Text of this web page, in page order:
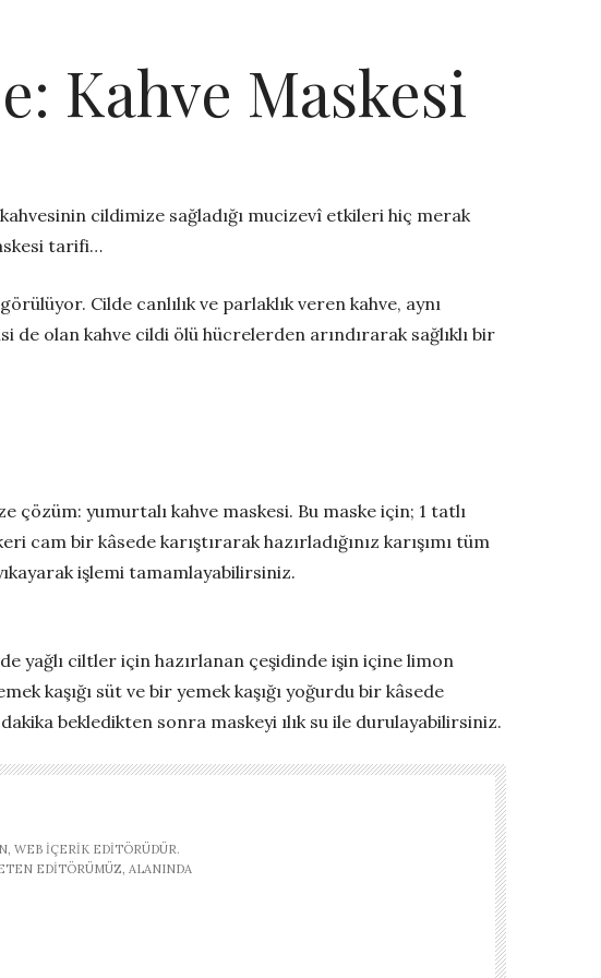
Kahve Maskesi
cildimize sağladığı mucizevî etkileri hiç merak
tarifi…
Cilde canlılık ve parlaklık veren kahve, aynı
olan kahve cildi ölü hücrelerden arındırarak sağlıklı bir
yumurtalı kahve maskesi. Bu maske için; 1 tatlı
cam bir kâsede karıştırarak hazırladığınız karışımı tüm
işlemi tamamlayabilirsiniz.
yağlı ciltler için hazırlanan çeşidinde işin içine limon
kaşığı süt ve bir yemek kaşığı yoğurdu bir kâsede
bekledikten sonra maskeyi ılık su ile durulayabilirsiniz.
WEB IÇERIK EDITÖRÜDÜR.
EDITÖRÜMÜZ, ALANINDA